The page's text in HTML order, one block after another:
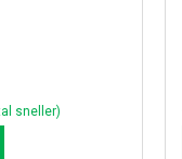
sneller)